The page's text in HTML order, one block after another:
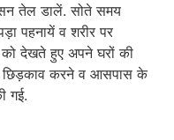
तेल डालें. सोते समय
पहनायें व शरीर पर
को देखते हुए अपने घरों की
छिड़काव करने व आसपास के
गई.